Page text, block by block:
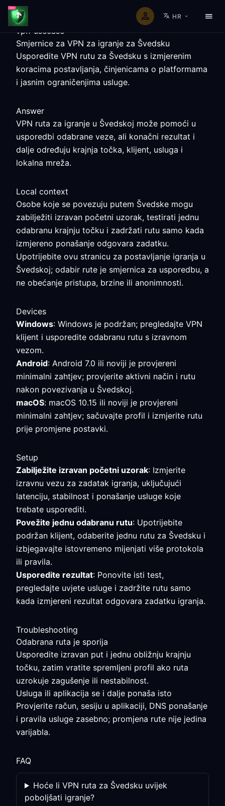
HR
vpn-usecase
Smjernice za VPN za igranje za Švedsku
Usporedite VPN rutu za Švedsku s izmjerenim
koracima postavljanja, činjenicama o platformama
i jasnim ograničenjima usluge.
Answer
VPN ruta za igranje u Švedskoj može pomoći u
usporedbi odabrane veze, ali konačni rezultat i
dalje određuju krajnja točka, klijent, usluga i
lokalna mreža.
Local context
Osobe koje se povezuju putem Švedske mogu
zabilježiti izravan početni uzorak, testirati jednu
odabranu krajnju točku i zadržati rutu samo kada
izmjereno ponašanje odgovara zadatku.
Upotrijebite ovu stranicu za postavljanje igranja u
Švedskoj; odabir rute je smjernica za usporedbu, a
ne obećanje pristupa, brzine ili anonimnosti.
Devices
Windows: Windows je podržan; pregledajte VPN
klijent i usporedite odabranu rutu s izravnom
vezom.
Android: Android 7.0 ili noviji je provjereni
minimalni zahtjev; provjerite aktivni način i rutu
nakon povezivanja u Švedskoj.
macOS: macOS 10.15 ili noviji je provjereni
minimalni zahtjev; sačuvajte profil i izmjerite rutu
prije promjene postavki.
Setup
Zabilježite izravan početni uzorak: Izmjerite
izravnu vezu za zadatak igranja, uključujući
latenciju, stabilnost i ponašanje usluge koje
trebate usporediti.
Povežite jednu odabranu rutu: Upotrijebite
podržan klijent, odaberite jednu rutu za Švedsku i
izbjegavajte istovremeno mijenjati više protokola
ili pravila.
Usporedite rezultat: Ponovite isti test,
pregledajte uvjete usluge i zadržite rutu samo
kada izmjereni rezultat odgovara zadatku igranja.
Troubleshooting
Odabrana ruta je sporija
Usporedite izravan put i jednu obližnju krajnju
točku, zatim vratite spremljeni profil ako ruta
uzrokuje zagušenje ili nestabilnost.
Usluga ili aplikacija se i dalje ponaša isto
Provjerite račun, sesiju u aplikaciji, DNS ponašanje
i pravila usluge zasebno; promjena rute nije jedina
varijabla.
FAQ
Hoće li VPN ruta za Švedsku uvijek
poboljšati igranje?